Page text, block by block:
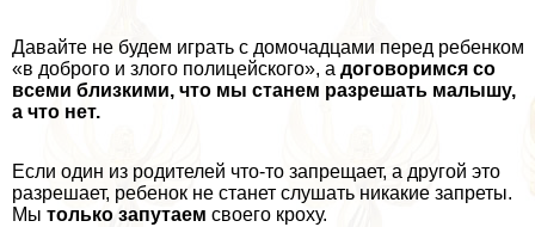
Давайте не будем играть с домочадцами перед ребенком
«в доброго и злого полицейского», а договоримся со
всеми близкими, что мы станем разрешать малышу,
а что нет.
Если один из родителей что-то запрещает, а другой это
разрешает, ребенок не станет слушать никакие запреты.
Мы только запутаем своего кроху.